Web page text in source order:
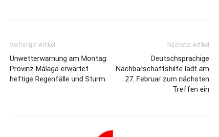
Vorheriger Artikel
Unwetterwarnung am Montag:
Provinz Málaga erwartet
heftige Regenfälle und Sturm
Nächster Artikel
Deutschsprachige
Nachbarschaftshilfe lädt am
27. Februar zum nächsten
Treffen ein